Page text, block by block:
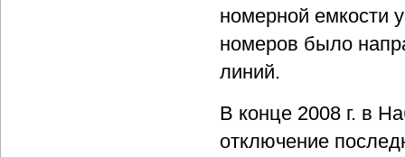
номерной емкости
номеров было
линий.
В конце 2008 г. в
отключение